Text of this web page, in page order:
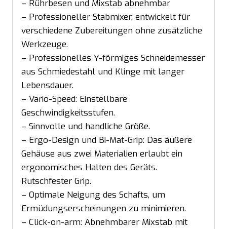
– Rührbesen und Mixstab abnehmbar
– Professioneller Stabmixer, entwickelt für
verschiedene Zubereitungen ohne zusätzliche
Werkzeuge.
– Professionelles Y-förmiges Schneidemesser
aus Schmiedestahl und Klinge mit langer
Lebensdauer.
– Vario-Speed: Einstellbare
Geschwindigkeitsstufen.
– Sinnvolle und handliche Größe.
– Ergo-Design und Bi-Mat-Grip: Das äußere
Gehäuse aus zwei Materialien erlaubt ein
ergonomisches Halten des Geräts.
Rutschfester Grip.
– Optimale Neigung des Schafts, um
Ermüdungserscheinungen zu minimieren.
– Click-on-arm: Abnehmbarer Mixstab mit